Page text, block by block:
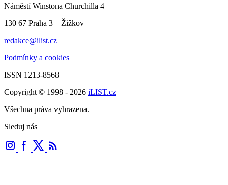
Náměstí Winstona Churchilla 4
130 67 Praha 3 – Žižkov
redakce@ilist.cz
Podmínky a cookies
ISSN 1213-8568
Copyright © 1998 - 2026 iLIST.cz
Všechna práva vyhrazena.
Sleduj nás